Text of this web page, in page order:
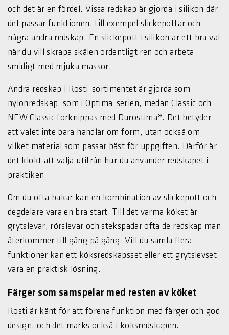
och det är en fördel. Vissa redskap är gjorda i silikon där
det passar funktionen, till exempel slickepottar och
några andra redskap. En slickepott i silikon är ett bra val
när du vill skrapa skålen ordentligt ren och arbeta
smidigt med mjuka massor.
Andra redskap i Rosti-sortimentet är gjorda som
nylonredskap, som i Optima-serien, medan Classic och
NEW Classic förknippas med Durostima®. Det betyder
att valet inte bara handlar om form, utan också om
vilket material som passar bäst för uppgiften. Därför är
det klokt att välja utifrån hur du använder redskapet i
praktiken.
Om du ofta bakar kan en kombination av slickepott och
degdelare vara en bra start. Till det varma köket är
grytslevar, rörslevar och stekspadar ofta de redskap man
återkommer till gång på gång. Vill du samla flera
funktioner kan ett köksredskapsset eller ett grytslevset
vara en praktisk lösning.
Färger som samspelar med resten av köket
Rosti är känt för att förena funktion med färger och god
design, och det märks också i köksredskapen.